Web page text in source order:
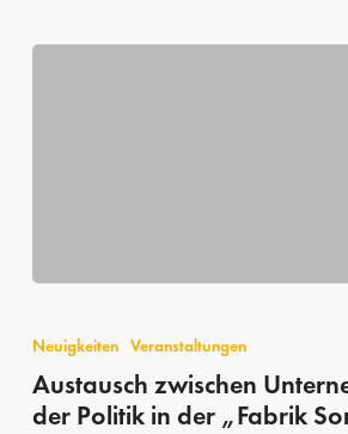
zwischen
Unternehmern
und
Neuigkeiten Veranstaltungen
Austausch zwischen
der Politik in der „Fabrik